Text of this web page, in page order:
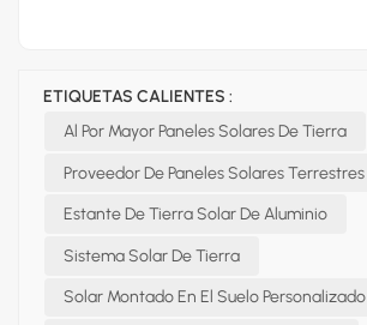
ETIQUETAS CALIENTES :
Al Por Mayor Paneles Solares De Tierra
Proveedor De Paneles Solares Terrestres
Estante De Tierra Solar De Aluminio
Sistema Solar De Tierra
Solar Montado En El Suelo Personalizado